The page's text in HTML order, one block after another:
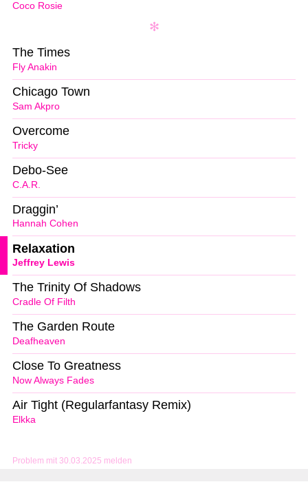
Problem mit 30.03.2025 melden
Coco Rosie
Fly Anakin
The Times
Sam Akpro
Chicago Town
Tricky
Overcome
C.A.R.
Debo-See
Hannah Cohen
Draggin’
Jeffrey Lewis
Relaxation
Cradle Of Filth
The Trinity Of Shadows
Deafheaven
The Garden Route
Now Always Fades
Close To Greatness
Elkka
Air Tight (Regularfantasy Remix)